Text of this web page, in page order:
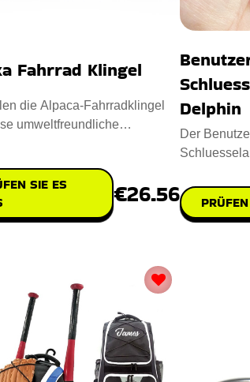
Fahrrad Klingel
die Alpaca-Fahrradklingel
umweltfreundliche
SIE ES
€26.56
Delphin
Der
handgefertig